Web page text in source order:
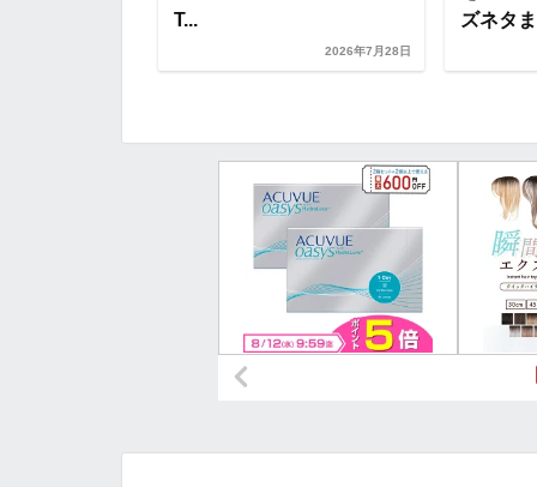
T...
2026年7月28日
ズネタ